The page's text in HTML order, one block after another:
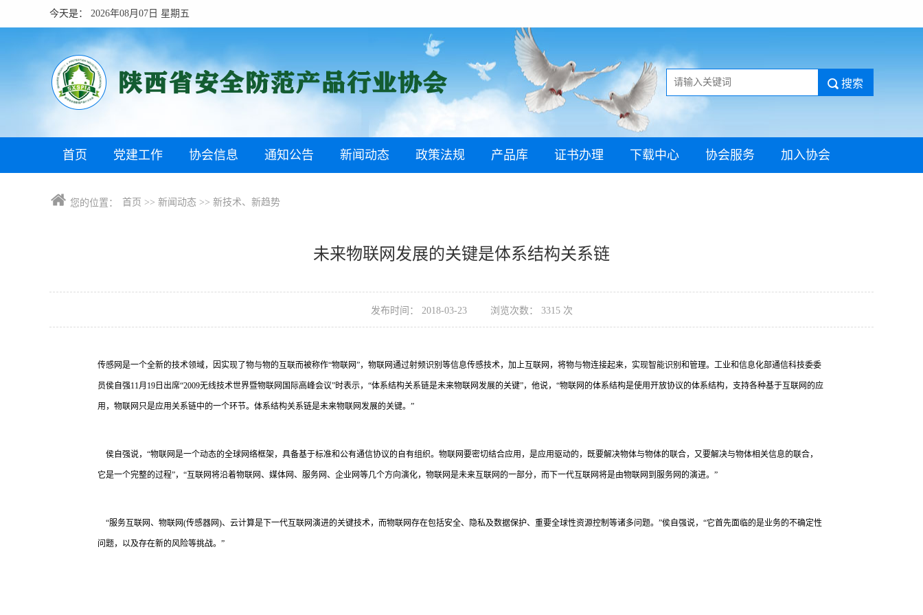
今天是： 2026年08月07日 星期五
首页 党建工作 协会信息 通知公告 新闻动态 政策法规 产品库 证书办理 下载中心 协会服务 加入协会
您的位置： 首页 >> 新闻动态 >> 新技术、新趋势
未来物联网发展的关键是体系结构关系链
发布时间： 2018-03-23 浏览次数： 3315 次
传感网是一个全新的技术领域，因实现了物与物的互联而被称作“物联网”，物联网通过射频识别等信息传感技术，加上互联网，将物与物连接起来，实现智能识别和管理。工业和信息化部通信科技委委
员侯自强11月19日出席“2009无线技术世界暨物联网国际高峰会议”时表示，“体系结构关系链是未来物联网发展的关键”，他说，“物联网的体系结构是使用开放协议的体系结构，支持各种基于互联网的应
用，物联网只是应用关系链中的一个环节。体系结构关系链是未来物联网发展的关键。”
侯自强说，“物联网是一个动态的全球网络框架，具备基于标准和公有通信协议的自有组织。物联网要密切结合应用，是应用驱动的，既要解决物体与物体的联合，又要解决与物体相关信息的联合，
它是一个完整的过程”，“互联网将沿着物联网、媒体网、服务网、企业网等几个方向演化，物联网是未来互联网的一部分，而下一代互联网将是由物联网到服务网的演进。”
“服务互联网、物联网(传感器网)、云计算是下一代互联网演进的关键技术，而物联网存在包括安全、隐私及数据保护、重要全球性资源控制等诸多问题。”侯自强说，“它首先面临的是业务的不确定性
问题，以及存在新的风险等挑战。”